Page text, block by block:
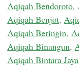
Aqiqah Bendoroto,
Aqiqah Benjot,
Aqiqah Beringin,
Aqiqah Binangun,
Aqiqah Bintara Jaya